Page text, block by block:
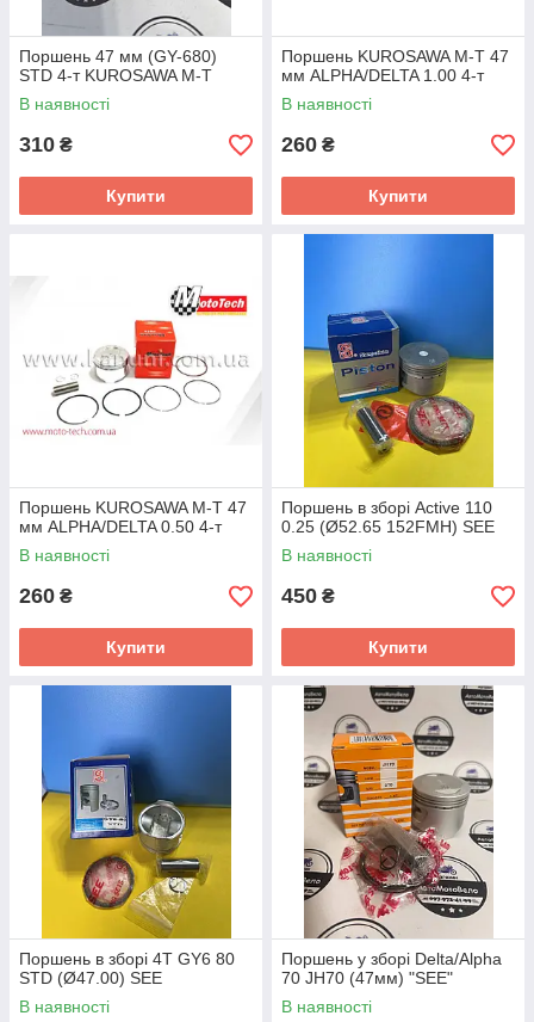
Поршень 47 мм (GY-680)
STD 4-т KUROSAWA M-T
В наявності
310 ₴
Купити
Поршень KUROSAWA M-T 47
мм ALPHA/DELTA 1.00 4-т
В наявності
260 ₴
Купити
Поршень KUROSAWA M-T 47
мм ALPHA/DELTA 0.50 4-т
В наявності
260 ₴
Купити
Поршень в зборі Active 110
0.25 (Ø52.65 152FMH) SEE
В наявності
450 ₴
Купити
Поршень в зборі 4T GY6 80
STD (Ø47.00) SEE
В наявності
Поршень у зборі Delta/Alpha
70 JH70 (47мм) "SEE"
В наявності